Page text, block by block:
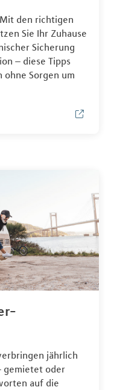
den richtigen
Sie Ihr Zuhause
Sicherung
– diese Tipps
Sorgen um
jährlich
gemietet oder
auf die